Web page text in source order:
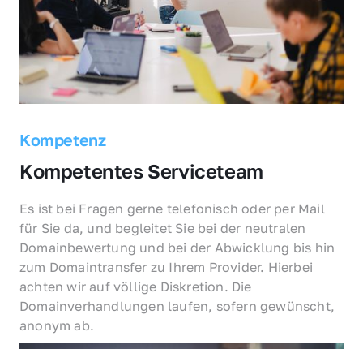
Kompetenz
Kompetentes Serviceteam
Es ist bei Fragen gerne telefonisch oder per Mail
für Sie da, und begleitet Sie bei der neutralen
Domainbewertung und bei der Abwicklung bis hin
zum Domaintransfer zu Ihrem Provider. Hierbei
achten wir auf völlige Diskretion. Die
Domainverhandlungen laufen, sofern gewünscht,
anonym ab.